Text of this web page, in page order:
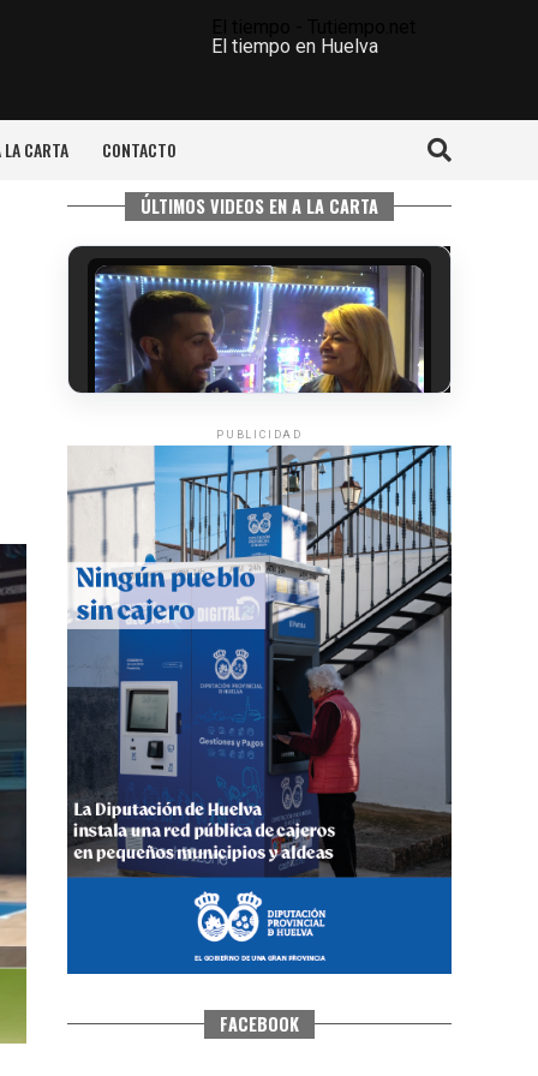
El tiempo en Huelva
LA CARTA CONTACTO
ÚLTIMOS VIDEOS EN A LA CARTA
5º DÍA DE LAS FIESTAS COLOMBINAS
2026
·Huelvatv
CUARTA CORRIDA DE LAS FIESTAS
COLOMBINAS 2026
hace 5 días· Huelvatv
PUBLICIDAD
FACEBOOK